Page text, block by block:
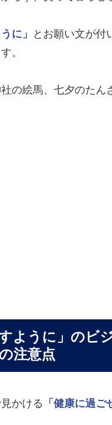
に」
とお願い文が付
。
の絵馬、七夕のたん
ように」のビ
注意点
かける 「健康に過ご